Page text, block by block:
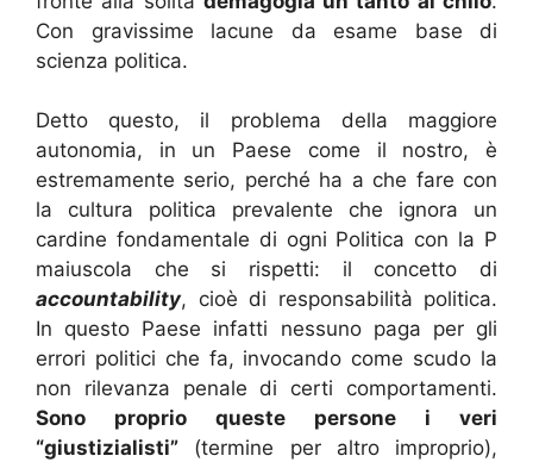
Con gravissime lacune da esame base di
scienza politica.
Detto questo, il problema della maggiore
autonomia, in un Paese come il nostro, è
estremamente serio, perché ha a che fare con
la cultura politica prevalente che ignora un
cardine fondamentale di ogni Politica con la P
maiuscola che si rispetti: il concetto di
accountability, cioè di responsabilità politica.
In questo Paese infatti nessuno paga per gli
errori politici che fa, invocando come scudo la
non rilevanza penale di certi comportamenti.
Sono proprio queste persone i veri
“giustizialisti” (termine per altro improprio),